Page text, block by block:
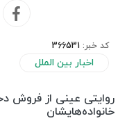
کد خبر: 366531
اخبار بین الملل
روایتی عینی از فروش
خانواده‌هایشان